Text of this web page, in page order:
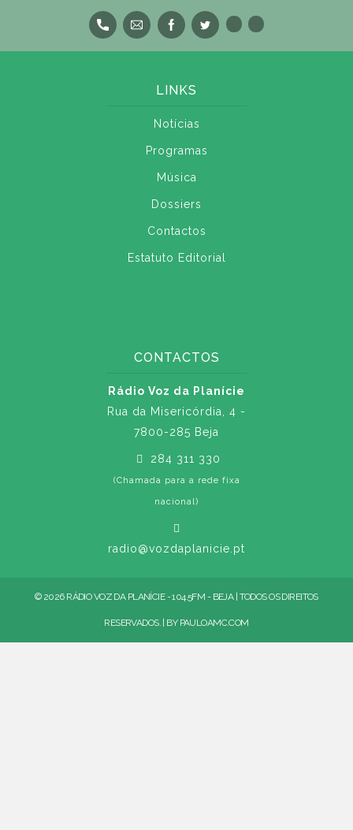
LINKS
Notícias
Programas
Música
Dossiers
Contactos
Estatuto Editorial
CONTACTOS
Rádio Voz da Planície
Rua da Misericórdia, 4 -
7800-285 Beja
284 311 330
(Chamada para a rede fixa
nacional)
radio@vozdaplanicie.pt
© 2026 RÁDIO VOZ DA PLANÍCIE - 104.5FM - BEJA | TODOS OS DIREITOS
RESERVADOS. | BY PAULOAMC.COM